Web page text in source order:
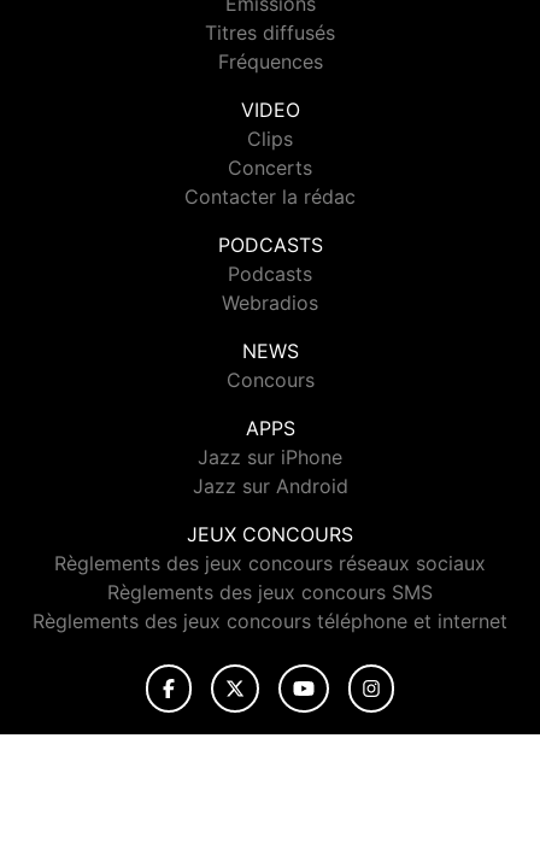
Titres diffusés
Fréquences
VIDEO
Clips
Concerts
Contacter la rédac
PODCASTS
Podcasts
Webradios
NEWS
Concours
APPS
Jazz sur iPhone
Jazz sur Android
JEUX CONCOURS
Règlements des jeux concours réseaux sociaux
Règlements des jeux concours SMS
Règlements des jeux concours téléphone et internet